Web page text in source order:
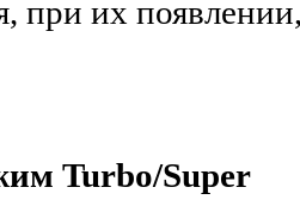
при их
Turbo/Super